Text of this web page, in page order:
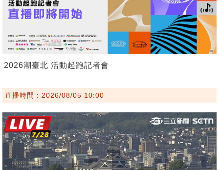
2026潮臺北 活動起跑記者會
直播時間：2026/08/05 10:00